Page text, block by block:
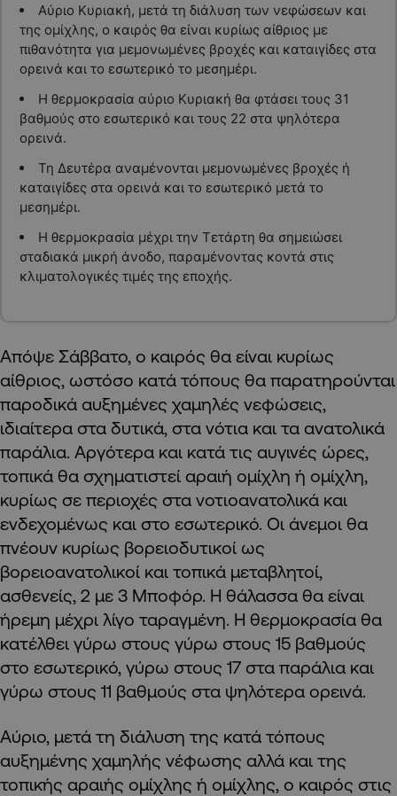
Αύριο Κυριακή, μετά τη διάλυση των νεφώσεων και
της ομίχλης, ο καιρός θα είναι κυρίως αίθριος με
πιθανότητα για μεμονωμένες βροχές και καταιγίδες στα
ορεινά και το εσωτερικό το μεσημέρι.
Η θερμοκρασία αύριο Κυριακή θα φτάσει τους 31
βαθμούς στο εσωτερικό και τους 22 στα ψηλότερα
ορεινά.
Τη Δευτέρα αναμένονται μεμονωμένες βροχές ή
καταιγίδες στα ορεινά και το εσωτερικό μετά το
μεσημέρι.
Η θερμοκρασία μέχρι την Τετάρτη θα σημειώσει
σταδιακά μικρή άνοδο, παραμένοντας κοντά στις
κλιματολογικές τιμές της εποχής.
Απόψε Σάββατο, ο καιρός θα είναι κυρίως
αίθριος, ωστόσο κατά τόπους θα παρατηρούνται
παροδικά αυξημένες χαμηλές νεφώσεις,
ιδιαίτερα στα δυτικά, στα νότια και τα ανατολικά
παράλια. Αργότερα και κατά τις αυγινές ώρες,
τοπικά θα σχηματιστεί αραιή ομίχλη ή ομίχλη,
κυρίως σε περιοχές στα νοτιοανατολικά και
ενδεχομένως και στο εσωτερικό. Οι άνεμοι θα
πνέουν κυρίως βορειοδυτικοί ως
βορειοανατολικοί και τοπικά μεταβλητοί,
ασθενείς, 2 με 3 Μποφόρ. Η θάλασσα θα είναι
ήρεμη μέχρι λίγο ταραγμένη. Η θερμοκρασία θα
κατέλθει γύρω στους γύρω στους 15 βαθμούς
στο εσωτερικό, γύρω στους 17 στα παράλια και
γύρω στους 11 βαθμούς στα ψηλότερα ορεινά.
Αύριο, μετά τη διάλυση της κατά τόπους
αυξημένης χαμηλής νέφωσης αλλά και της
τοπικής αραιής ομίχλης ή ομίχλης, ο καιρός στις